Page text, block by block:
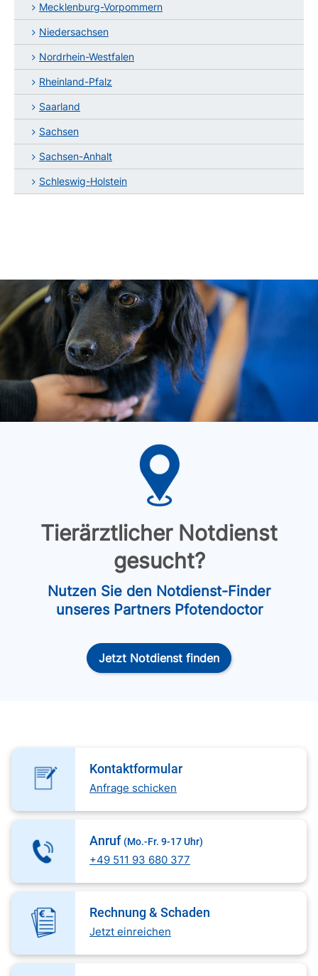
Mecklenburg-Vorpommern
Niedersachsen
Nordrhein-Westfalen
Rheinland-Pfalz
Saarland
Sachsen
Sachsen-Anhalt
Schleswig-Holstein
Tierärztlicher Notdienst
gesucht?
Nutzen Sie den Notdienst-Finder
unseres Partners Pfotendoctor
Jetzt Notdienst finden
Kontaktformular
Anfrage schicken
Anruf (Mo.-Fr. 9-17 Uhr)
+49 511 93 680 377
Rechnung & Schaden
Jetzt einreichen